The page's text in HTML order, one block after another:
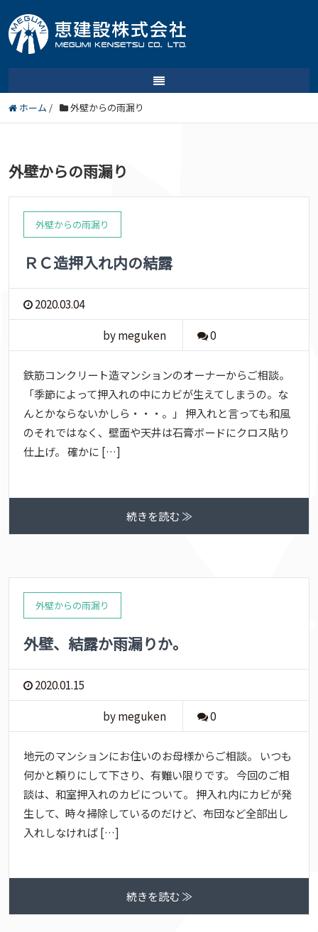
ホーム / 外壁からの雨漏り
外壁からの雨漏り
外壁からの雨漏り
ＲＣ造押入れ内の結露
2020.03.04
by meguken
0
鉄筋コンクリート造マンションのオーナーからご相談。
「季節によって押入れの中にカビが生えてしまうの。な
んとかならないかしら・・・。」 押入れと言っても和風
のそれではなく、壁面や天井は石膏ボードにクロス貼り
仕上げ。 確かに […]
続きを読む ≫
外壁からの雨漏り
外壁、結露か雨漏りか。
2020.01.15
by meguken
0
地元のマンションにお住いのお母様からご相談。 いつも
何かと頼りにして下さり、有難い限りです。 今回のご相
談は、和室押入れのカビについて。 押入れ内にカビが発
生して、時々掃除しているのだけど、布団など全部出し
入れしなければ […]
続きを読む ≫